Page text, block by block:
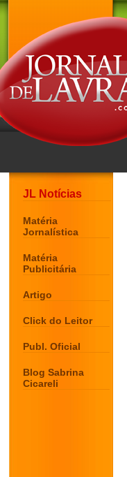
JL Notícias
Matéria
Jornalística
Matéria
Publicitária
Artigo
Click do Leitor
Publ. Oficial
Blog Sabrina
Cicareli